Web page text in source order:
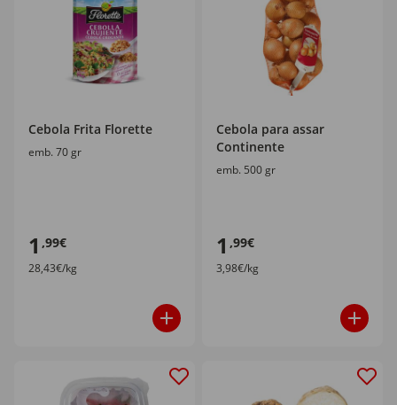
Cebola Frita Florette
emb. 70 gr
1 ,99€
28,43€/kg
Cebola para assar
Continente
emb. 500 gr
1 ,99€
3,98€/kg